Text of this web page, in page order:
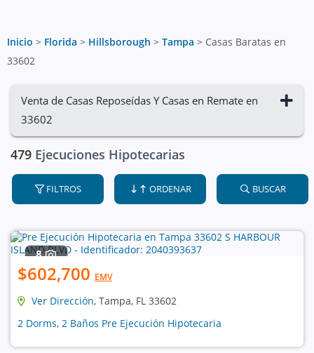
Inicio > Florida > Hillsborough > Tampa > Casas Baratas en
33602
Venta de Casas Reposeídas Y Casas en Remate en
33602
479 Ejecuciones Hipotecarias
FILTROS ORDENAR BUSCAR
8
$602,700 EMV
Ver Dirección, Tampa, FL 33602
2 Dorms, 2 Baños Pre Ejecución Hipotecaria